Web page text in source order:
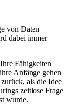
von Daten
dabei immer
Fähigkeiten
Anfänge gehen
als die Idee
zeitlose Frage
wurde.